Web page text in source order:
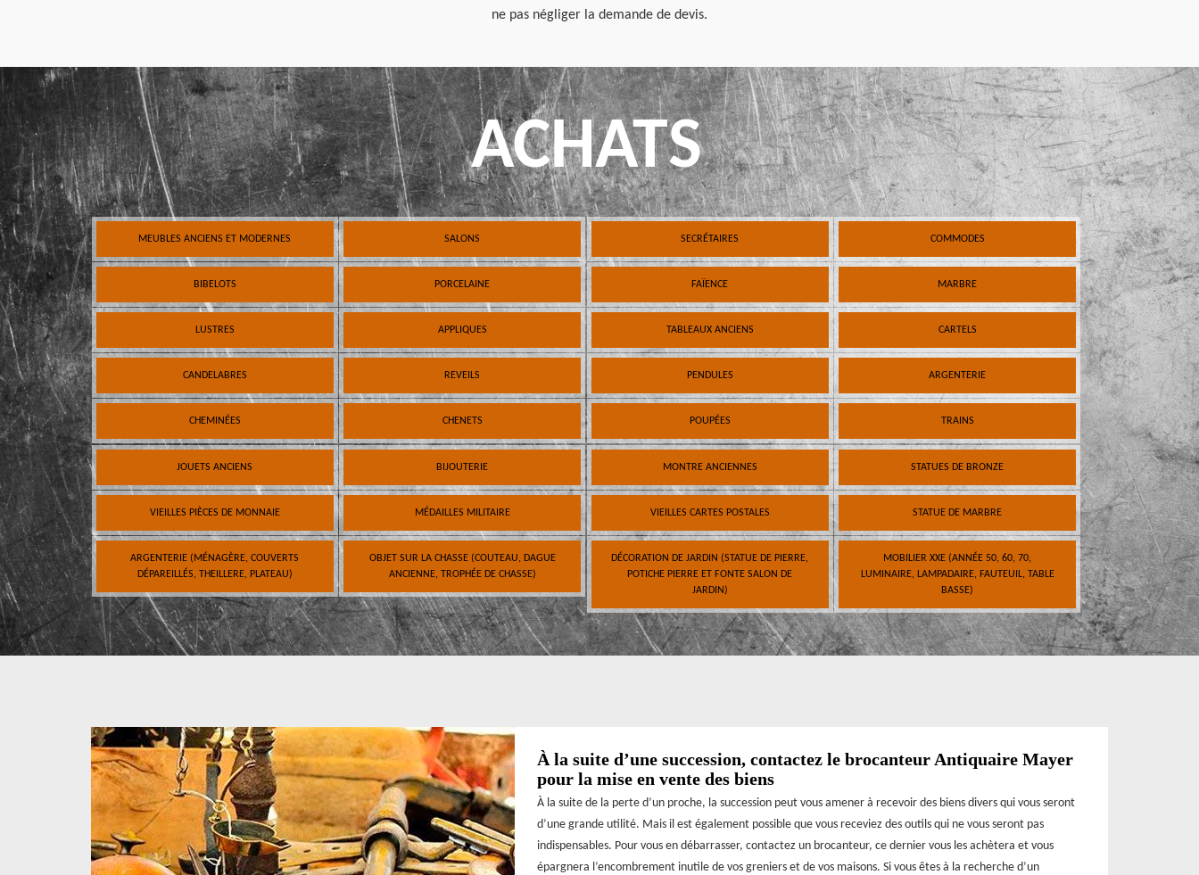
ne pas négliger la demande de devis.
ACHATS
MEUBLES ANCIENS ET MODERNES SALONS SECRÉTAIRES COMMODES
BIBELOTS PORCELAINE FAÏENCE MARBRE
LUSTRES APPLIQUES TABLEAUX ANCIENS CARTELS
CANDELABRES REVEILS PENDULES ARGENTERIE
CHEMINÉES CHENETS POUPÉES TRAINS
JOUETS ANCIENS BIJOUTERIE MONTRE ANCIENNES STATUES DE BRONZE
VIEILLES PIÈCES DE MONNAIE MÉDAILLES MILITAIRE VIEILLES CARTES POSTALES STATUE DE MARBRE
ARGENTERIE (MÉNAGÈRE, COUVERTS
DÉPAREILLÉS, THEILLERE, PLATEAU)
OBJET SUR LA CHASSE (COUTEAU, DAGUE
ANCIENNE, TROPHÉE DE CHASSE)
DÉCORATION DE JARDIN (STATUE DE PIERRE,
POTICHE PIERRE ET FONTE SALON DE
JARDIN)
MOBILIER XXE (ANNÉE 50, 60, 70,
LUMINAIRE, LAMPADAIRE, FAUTEUIL, TABLE
BASSE)
À la suite d’une succession, contactez le brocanteur Antiquaire Mayer
pour la mise en vente des biens
À la suite de la perte d’un proche, la succession peut vous amener à recevoir des biens divers qui vous seront
d’une grande utilité. Mais il est également possible que vous receviez des outils qui ne vous seront pas
indispensables. Pour vous en débarrasser, contactez un brocanteur, ce dernier vous les achètera et vous
épargnera l’encombrement inutile de vos greniers et de vos maisons. Si vous êtes à la recherche d’un